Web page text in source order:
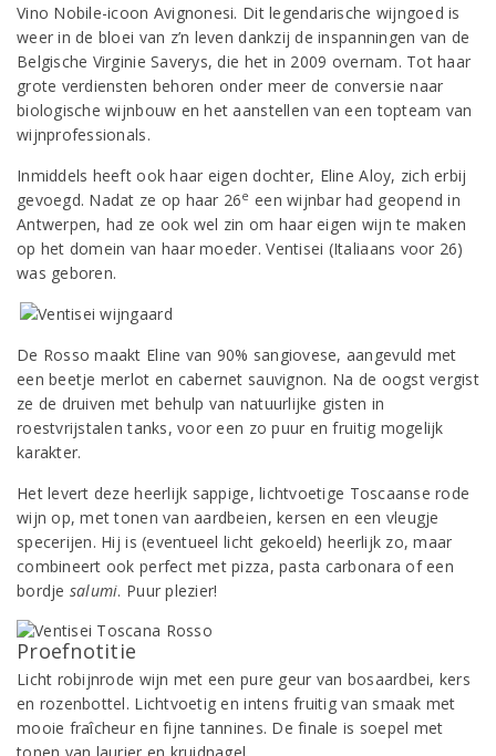
Vino Nobile-icoon Avignonesi. Dit legendarische wijngoed is
weer in de bloei van z’n leven dankzij de inspanningen van de
Belgische Virginie Saverys, die het in 2009 overnam. Tot haar
grote verdiensten behoren onder meer de conversie naar
biologische wijnbouw en het aanstellen van een topteam van
wijnprofessionals.
Inmiddels heeft ook haar eigen dochter, Eline Aloy, zich erbij
gevoegd. Nadat ze op haar 26e een wijnbar had geopend in
Antwerpen, had ze ook wel zin om haar eigen wijn te maken
op het domein van haar moeder. Ventisei (Italiaans voor 26)
was geboren.
De Rosso maakt Eline van 90% sangiovese, aangevuld met
een beetje merlot en cabernet sauvignon. Na de oogst vergist
ze de druiven met behulp van natuurlijke gisten in
roestvrijstalen tanks, voor een zo puur en fruitig mogelijk
karakter.
Het levert deze heerlijk sappige, lichtvoetige Toscaanse rode
wijn op, met tonen van aardbeien, kersen en een vleugje
specerijen. Hij is (eventueel licht gekoeld) heerlijk zo, maar
combineert ook perfect met pizza, pasta carbonara of een
bordje salumi. Puur plezier!
Proefnotitie
Licht robijnrode wijn met een pure geur van bosaardbei, kers
en rozenbottel. Lichtvoetig en intens fruitig van smaak met
mooie fraîcheur en fijne tannines. De finale is soepel met